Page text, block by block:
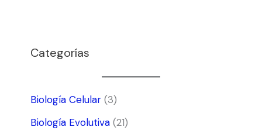
Categorías
Biología Celular(3)
Biología Evolutiva(21)